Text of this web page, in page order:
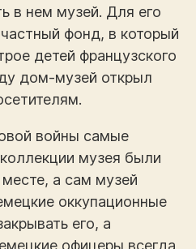
в нем музей. Для его
фонд, в который
детей французского
дом-музей открыл
войны самые
музея были
а сам музей
оккупационные
его, а
офицеры всегда